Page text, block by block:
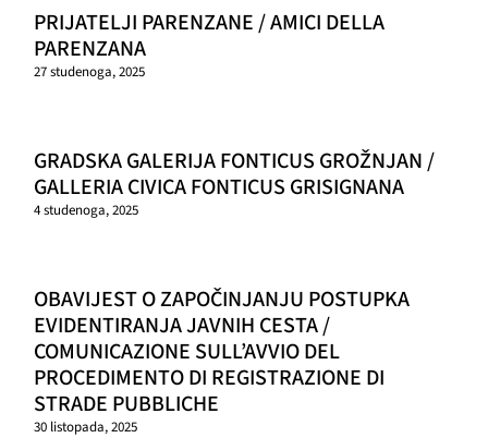
PRIJATELJI PARENZANE / AMICI DELLA
PARENZANA
27 studenoga, 2025
GRADSKA GALERIJA FONTICUS GROŽNJAN /
GALLERIA CIVICA FONTICUS GRISIGNANA
4 studenoga, 2025
OBAVIJEST O ZAPOČINJANJU POSTUPKA
EVIDENTIRANJA JAVNIH CESTA /
COMUNICAZIONE SULL’AVVIO DEL
PROCEDIMENTO DI REGISTRAZIONE DI
STRADE PUBBLICHE
30 listopada, 2025